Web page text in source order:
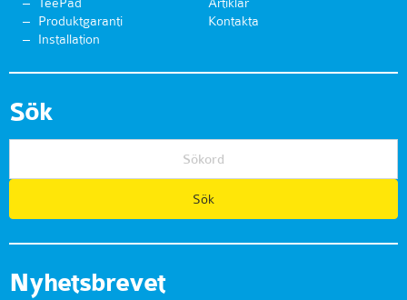
Produktgaranti
Installation
Kontakta
Sök
Nyhetsbrevet